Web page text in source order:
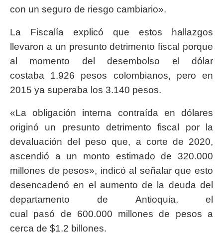
con un seguro de riesgo cambiario».
La Fiscalía explicó que estos hallazgos
llevaron a un presunto detrimento fiscal porque
al momento del desembolso el dólar
costaba 1.926 pesos colombianos, pero en
2015 ya superaba los 3.140 pesos.
«La obligación interna contraída en dólares
originó un presunto detrimento fiscal por la
devaluación del peso que, a corte de 2020,
ascendió a un monto estimado de 320.000
millones de pesos», indicó al señalar que esto
desencadenó en el aumento de la deuda del
departamento de Antioquia, el
cual pasó de 600.000 millones de pesos a
cerca de $1.2 billones.